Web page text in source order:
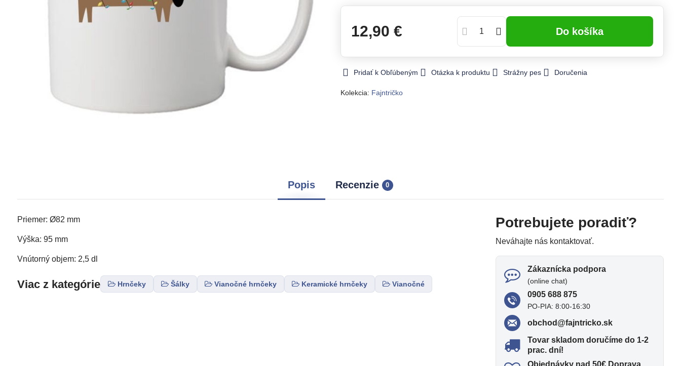
12,90 € Do košíka
Pridať k Obľúbeným Otázka k produktu Strážny pes Doručenia
Kolekcia: Fajntričko
Popis Recenzie 0
Priemer: Ø82 mm
Výška: 95 mm
Vnútorný objem: 2,5 dl
Viac z kategórie Hrnčeky Šálky Vianočné hrnčeky Keramické hrnčeky Vianočné
Potrebujete poradiť?
Neváhajte nás kontaktovať.
Zákaznícka podpora
(online chat)
0905 688 875
PO-PIA: 8:00-16:30
obchod​@fajntricko​.sk
Tovar skladom doručíme do 1-2
prac​. dní!